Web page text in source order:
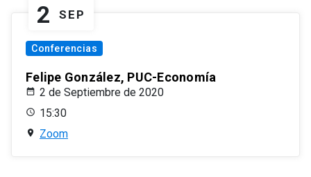
2 SEP
Conferencias
Felipe González, PUC-Economía
2 de Septiembre de 2020
15:30
Zoom